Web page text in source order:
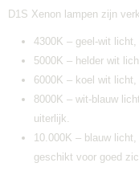
D1S Xenon lampen zijn
4300K – geel-wit
5000K – helder wit
6000K – koel wit
8000K – wit-blauw
uiterlijk.
10.000K – blauw
geschikt voor goed